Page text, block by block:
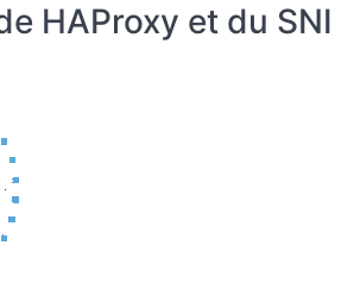
HAProxy et du SNI